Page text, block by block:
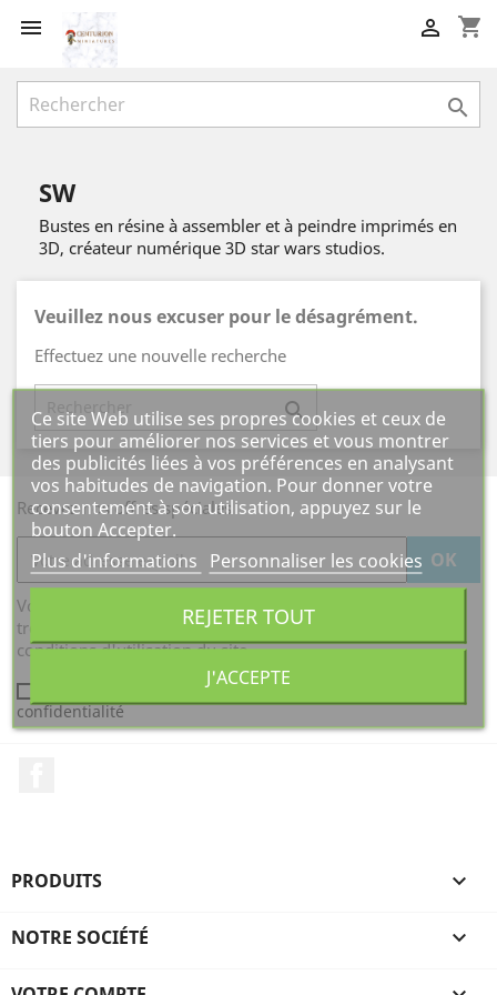
 shopping_cart


SW
Bustes en résine à assembler et à peindre imprimés en
3D, créateur numérique 3D star wars studios.
Veuillez nous excuser pour le désagrément.
Effectuez une nouvelle recherche

Recevez nos offres spéciales
Vous pouvez vous désinscrire à tout moment. Vous
trouverez pour cela nos informations de contact dans les
conditions d'utilisation du site.
J'accepte les conditions générales et la politique de
confidentialité
PRODUITS 
NOTRE SOCIÉTÉ 
Ce site Web utilise ses propres cookies et ceux de
tiers pour améliorer nos services et vous montrer
des publicités liées à vos préférences en analysant
vos habitudes de navigation. Pour donner votre
consentement à son utilisation, appuyez sur le
bouton Accepter.
Plus d'informations Personnaliser les cookies
REJETER TOUT
J'ACCEPTE